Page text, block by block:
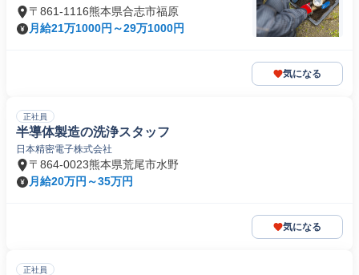
〒861-1116熊本県合志市福原
月給21万1000円～29万1000円
気になる
正社員
半導体製造の洗浄スタッフ
日本精密電子株式会社
〒864-0023熊本県荒尾市水野
月給20万円～35万円
気になる
正社員